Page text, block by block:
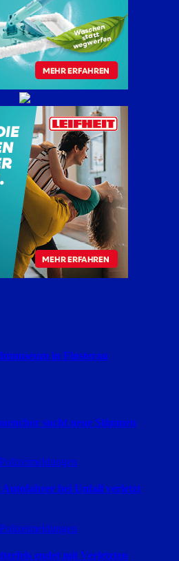
in Finsterau
sucht neue Stimmen
Polizeimeldungen
bei Unfall verletzt
Polizeimeldungen
endet mit Verletzten